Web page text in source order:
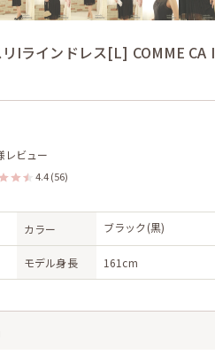
Iラインドレス[L] COMME CA I
レビュー
4.4 (56)
カラー ブラック(黒)
モデル身長 161cm